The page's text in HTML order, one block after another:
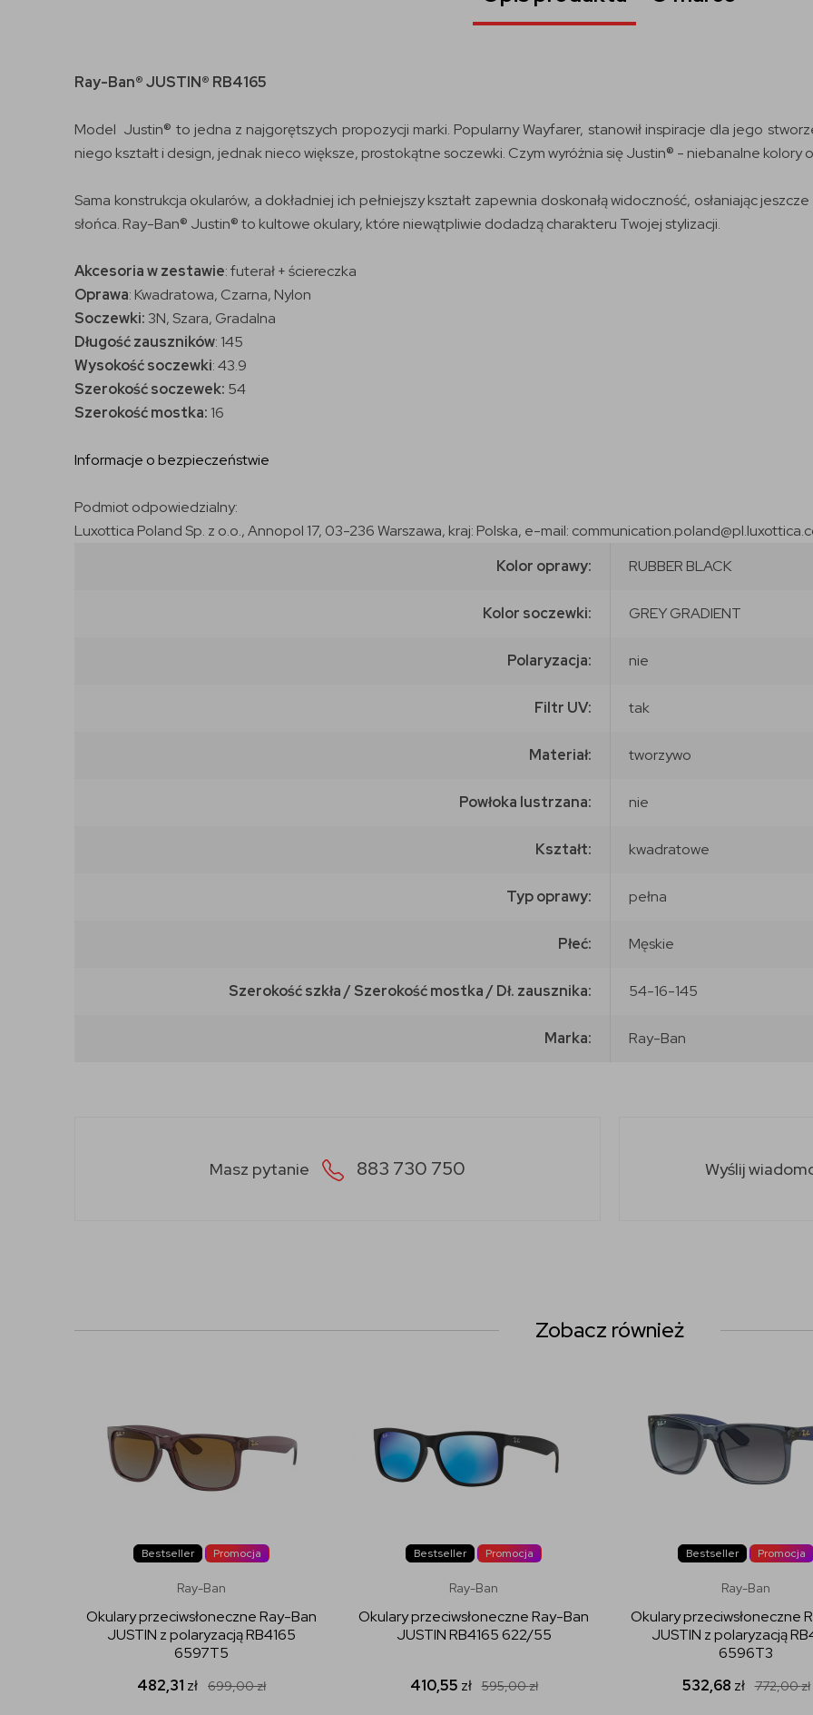
Ray-Ban® JUSTIN® RB4165
Model Justin® to jedna z najgorętszych propozycji marki. Popularny Wayfarer, stanowił inspiracje dla jego
niego kształt i design, jednak nieco większe, prostokątne soczewki. Czym wyróżnia się Justin® - niebanalne
Sama konstrukcja okularów, a dokładniej ich pełniejszy kształt zapewnia doskonałą widoczność, osłaniając
słońca. Ray-Ban® Justin® to kultowe okulary, które niewątpliwie dodadzą charakteru Twojej stylizacji.
Akcesoria w zestawie: futerał + ściereczka
Oprawa: Kwadratowa, Czarna, Nylon
Soczewki: 3N, Szara, Gradalna
Długość zauszników: 145
Wysokość soczewki: 43.9
Szerokość soczewek: 54
Szerokość mostka: 16
Informacje o bezpieczeństwie
Podmiot odpowiedzialny:
Luxottica Poland Sp. z o.o., Annopol 17, 03-236 Warszawa, kraj: Polska, e-mail:
Kolor oprawy:
RUBBER BLACK
Kolor soczewki: GREY GRADIENT
Polaryzacja: nie
Filtr UV: tak
Materiał: tworzywo
Powłoka lustrzana: nie
Kształt: kwadratowe
Typ oprawy: pełna
Płeć: Męskie
Szerokość szkła / Szerokość mostka / Dł. zausznika: 54-16-145
Marka: Ray-Ban
Masz pytanie 883 730 750 Wyślij
Zobacz również
Bestseller Promocja
Ray-Ban
Okulary przeciwsłoneczne Ray-Ban
JUSTIN z polaryzacją RB4165
6597T5
482,31 zł 699,00zł
Bestseller Promocja
Ray-Ban
Okulary przeciwsłoneczne Ray-Ban
JUSTIN RB4165 622/55
410,55 zł 595,00zł
Bestseller Promocja
Ray-Ban
Okulary przeciwsłoneczne
JUSTIN z polaryzacją
6596T3
532,68 zł 772,00zł